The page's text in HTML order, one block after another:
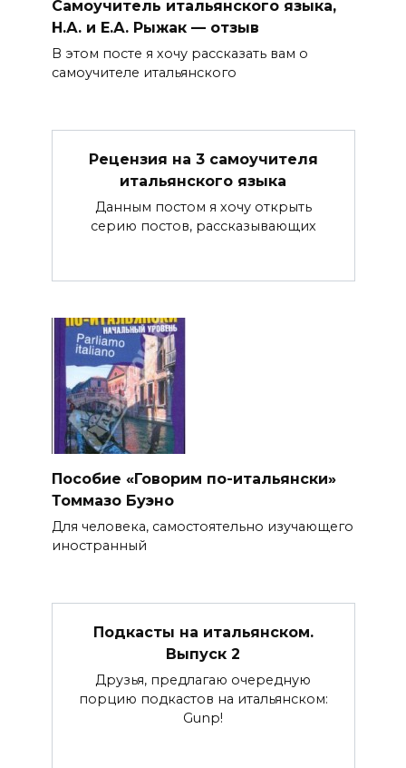
Самоучитель итальянского языка,
Н.А. и Е.А. Рыжак — отзыв
В этом посте я хочу рассказать вам о
самоучителе итальянского
Рецензия на 3 самоучителя
итальянского языка
Данным постом я хочу открыть
серию постов, рассказывающих
Пособие «Говорим по-итальянски»
Томмазо Буэно
Для человека, самостоятельно изучающего
иностранный
Подкасты на итальянском.
Выпуск 2
Друзья, предлагаю очередную
порцию подкастов на итальянском:
Gunp!